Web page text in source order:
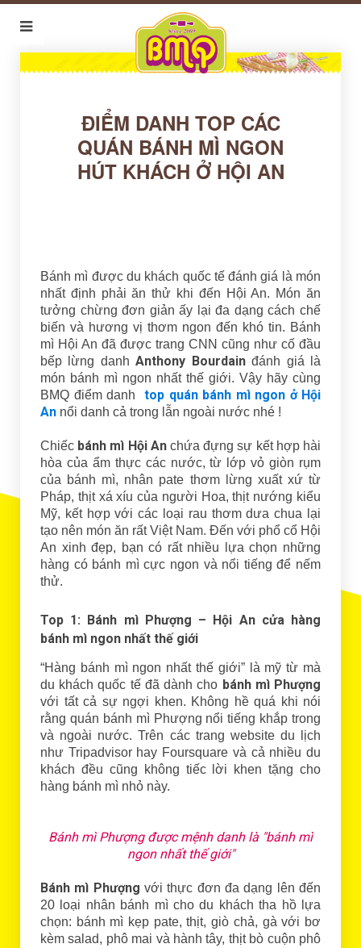
ĐIỂM DANH TOP CÁC
QUÁN BÁNH MÌ NGON
HÚT KHÁCH Ở HỘI AN
Bánh mì được du khách quốc tế đánh giá là món
nhất định phải ăn thử khi đến Hội An. Món ăn
tưởng chừng đơn giản ấy lại đa dạng cách chế
biến và hương vị thơm ngon đến khó tin. Bánh
mì Hội An đã được trang CNN cũng như cố đầu
bếp lừng danhAnthony Bourdainđánh giá là
món bánh mì ngon nhất thế giới. Vậy hãy cùng
BMQ điểm danh
top quán bánh mì ngon ở Hội
An nổi danh cả trong lẫn ngoài nước nhé !
Chiếc bánh mì Hội Anchứa đựng sự kết hợp hài
hòa của ẩm thực các nước, từ lớp vỏ giòn rụm
của bánh mì, nhân pate thơm lừng xuất xứ từ
Pháp, thịt xá xíu của người Hoa, thịt nướng kiểu
Mỹ, kết hợp với các loại rau thơm dưa chua lại
tạo nên món ăn rất Việt Nam. Đến với phổ cổ Hội
An xinh đẹp, bạn có rất nhiều lựa chọn những
hàng có bánh mì cực ngon và nổi tiếng để nếm
thử.
Top 1: Bánh mì Phượng – Hội An cửa hàng
bánh mì ngon nhất thế giới
“Hàng bánh mì ngon nhất thế giới” là mỹ từ mà
du khách quốc tế đã dành cho bánh mì Phượng
với tất cả sự ngợi khen. Không hề quá khi nói
rằng quán bánh mì Phượng nổi tiếng khắp trong
và ngoài nước. Trên các trang website du lịch
như Tripadvisor hay Foursquare và cả nhiều du
khách đều cũng không tiếc lời khen tặng cho
hàng bánh mì nhỏ này.
Bánh mì Phượng được mệnh danh là "bánh mì
ngon nhất thế giới"
Bánh mì Phượng với thực đơn đa dạng lên đến
20 loại nhân bánh mì cho du khách tha hồ lựa
chọn: bánh mì kẹp pate, thịt, giò chả, gà với bơ
kèm salad, phô mai và hành tây, thịt bò cuộn phô